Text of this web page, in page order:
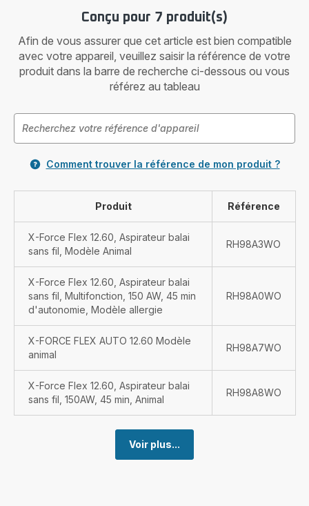
Conçu pour 7 produit(s)
Afin de vous assurer que cet article est bien compatible
avec votre appareil, veuillez saisir la référence de votre
produit dans la barre de recherche ci-dessous ou vous
référez au tableau
Comment trouver la référence de mon produit ?
Produit Référence
X-Force Flex 12.60, Aspirateur balai
sans fil, Modèle Animal
RH98A3WO
X-Force Flex 12.60, Aspirateur balai
sans fil, Multifonction, 150 AW, 45 min
d'autonomie, Modèle allergie
RH98A0WO
X-FORCE FLEX AUTO 12.60 Modèle
animal
RH98A7WO
X-Force Flex 12.60, Aspirateur balai
sans fil, 150AW, 45 min, Animal
RH98A8WO
Voir plus...